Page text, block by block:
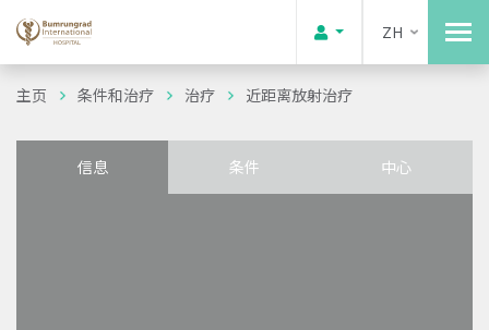
ZH
主页 条件和治疗 治疗 近距离放射治疗
信息 条件 中心